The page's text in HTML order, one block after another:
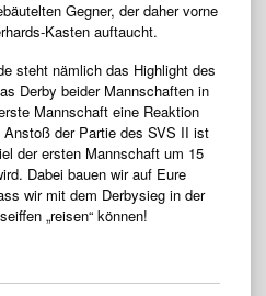
Gegner, der daher vorne
Kasten auftaucht.
steht nämlich das Highlight des
Derby beider Mannschaften in
Mannschaft eine Reaktion
der Partie des SVS II ist
der ersten Mannschaft um 15
Dabei bauen wir auf Eure
wir mit dem Derbysieg in der
„reisen“ können!